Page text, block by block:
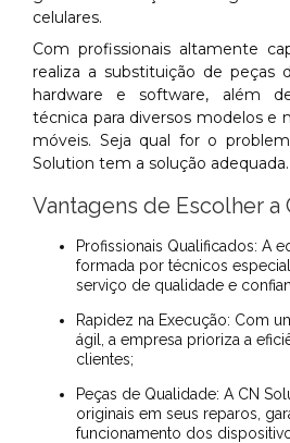
celulares.
Com profissionais altamente
realiza a substituição de peças
hardware e software, além
técnica para diversos modelos e
móveis. Seja qual for o
Solution tem a solução adequada.
Vantagens de Escolher a
Profissionais Qualificados: A equipe da CN Solution é
formada por técnicos
serviço de qualidade e
Rapidez na Execução: Com um tempo de conclusão
ágil, a empresa prioriza a
clientes;
Peças de Qualidade: A CN Solution utiliza peças
originais em seus reparos,
funcionamento dos